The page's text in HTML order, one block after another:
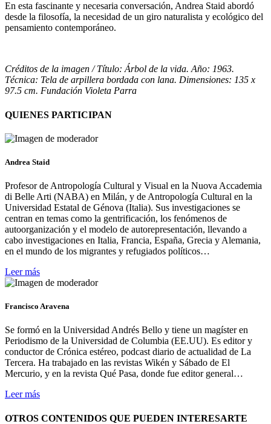
En esta fascinante y necesaria conversación, Andrea Staid abordó
desde la filosofía, la necesidad de un giro naturalista y ecológico del
pensamiento contemporáneo.
Créditos de la imagen / Título: Árbol de la vida. Año: 1963.
Técnica: Tela de arpillera bordada con lana. Dimensiones: 135 x
97.5 cm. Fundación Violeta Parra
QUIENES PARTICIPAN
Andrea Staid
Profesor de Antropología Cultural y Visual en la Nuova Accademia
di Belle Arti (NABA) en Milán, y de Antropología Cultural en la
Universidad Estatal de Génova (Italia). Sus investigaciones se
centran en temas como la gentrificación, los fenómenos de
autoorganización y el modelo de autorepresentación, llevando a
cabo investigaciones en Italia, Francia, España, Grecia y Alemania,
en el mundo de los migrantes y refugiados políticos…
Leer más
Francisco Aravena
Se formó en la Universidad Andrés Bello y tiene un magíster en
Periodismo de la Universidad de Columbia (EE.UU). Es editor y
conductor de Crónica estéreo, podcast diario de actualidad de La
Tercera. Ha trabajado en las revistas Wikén y Sábado de El
Mercurio, y en la revista Qué Pasa, donde fue editor general…
Leer más
OTROS CONTENIDOS QUE PUEDEN INTERESARTE